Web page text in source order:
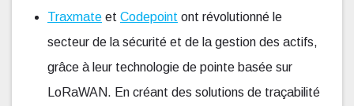
Traxmate et Codepoint ont révolutionné le
secteur de la sécurité et de la gestion des actifs,
grâce à leur technologie de pointe basée sur
LoRaWAN. En créant des solutions de traçabilité